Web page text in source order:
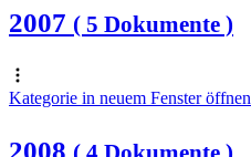
2007 ( 5 Dokumente )
Kategorie in neuem Fenster öffnen
2008